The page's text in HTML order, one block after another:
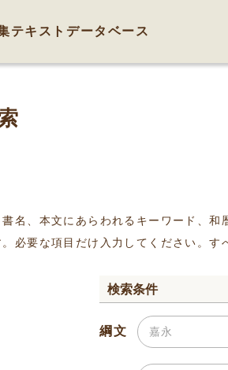
テキストデータベース
名、本文にあらわれるキーワード、
。必要な項目だけ入力してください。
検索条件
綱文